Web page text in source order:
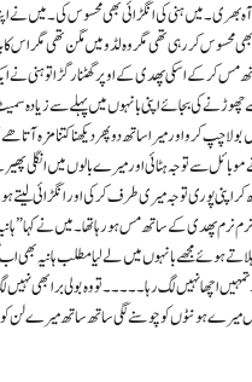
میں ہنی کی انگڑائی بھی محسوس کی۔ میں نے
محسوس کر رہی تھی مگر وہ لڈو میں مگن تھی مگر اس
کر کے اسکی پھدی کے اوپر گھٹنا رگڑا تو ہنی نے
کی بجائے اپنی بانہوں میں پہلے سے زیادہ سمیٹ
چپ کرو اور میرا ساتھ دو پھر دیکھنا کتنا مزہ آتا
سے توجہ ہٹائی اور میرے بالوں میں انگلی
اپنی پوری توجہ میری طرف کر کی اور انگڑائی لیتے
نرم پھدی کے ساتھ مس ہو رہا تھا۔ میں نے کہا ”
ہوئے مجھے بانہوں میں لے لیا مطلب ہانیہ بھی
اچھا نہیں لگ رہا ۔ ۔ ۔ ۔ ۔ تو وہ بولی برا بھی
میرے ہونٹوں کو چوسنے لگی ساتھ ساتھ میرے لن کو